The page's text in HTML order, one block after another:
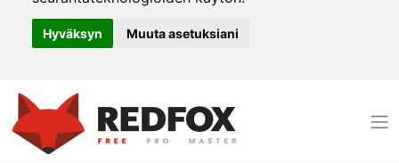
Hyväksyn Muuta asetuksiani